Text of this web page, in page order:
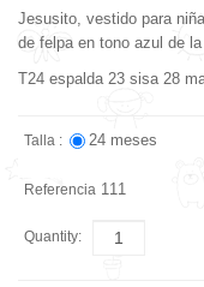
Jesusito, vestido para
de felpa en tono azul de
T24 espalda 23 sisa 28
Talla : 24 meses
Referencia 111
Quantity: